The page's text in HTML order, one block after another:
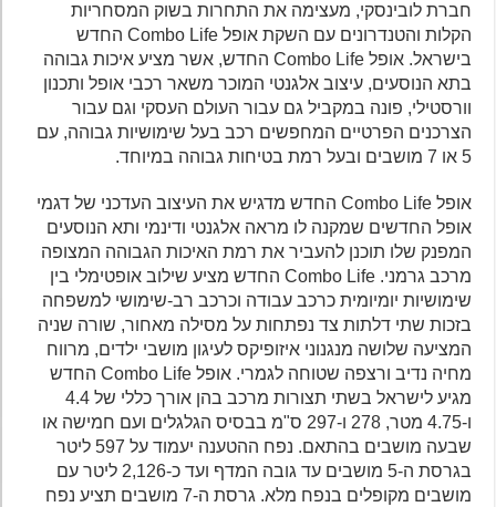
חברת לובינסקי, מעצימה את התחרות בשוק המסחריות
הקלות והטנדרונים עם השקת אופל Combo Life החדש
בישראל. אופל Combo Life החדש, אשר מציע איכות גבוהה
בתא הנוסעים, עיצוב אלגנטי המוכר משאר רכבי אופל ותכנון
וורסטילי, פונה במקביל גם עבור העולם העסקי וגם עבור
הצרכנים הפרטיים המחפשים רכב בעל שימושיות גבוהה, עם
אופל Combo Life החדש מדגיש את העיצוב העדכני של דגמי
אופל החדשים שמקנה לו מראה אלגנטי ודינמי ותא הנוסעים
המפנק שלו תוכנן להעביר את רמת האיכות הגבוהה המצופה
מרכב גרמני. Combo Life החדש מציע שילוב אופטימלי בין
שימושיות יומיומית כרכב עבודה וכרכב רב-שימושי למשפחה
בזכות שתי דלתות צד נפתחות על מסילה מאחור, שורה שניה
המציעה שלושה מנגנוני איזופיקס לעיגון מושבי ילדים, מרווח
מחיה נדיב ורצפה שטוחה לגמרי. אופל Combo Life החדש
מגיע לישראל בשתי תצורות מרכב בהן אורך כללי של 4.4
ו-4.75 מטר, 278 ו-297 ס"מ בבסיס הגלגלים ועם חמישה או
שבעה מושבים בהתאם. נפח ההטענה יעמוד על 597 ליטר
בגרסת ה-5 מושבים עד גובה המדף ועד כ-2,126 ליטר עם
מושבים מקופלים בנפח מלא. גרסת ה-7 מושבים תציע נפח